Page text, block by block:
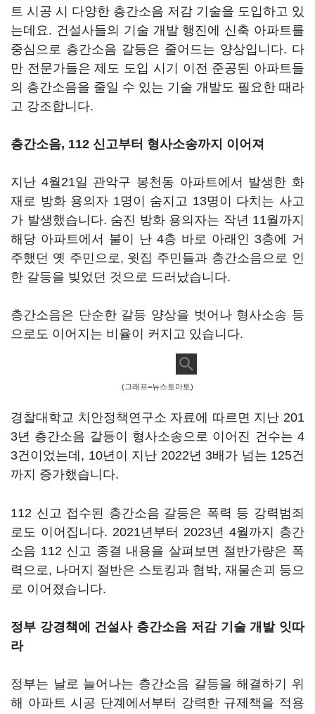
트 시공 시 다양한 층간소음 저감 기술을 도입하고 있
는데요. 건설사들의 기술 개발 행진에 신축 아파트를
중심으로 층간소음 갈등은 줄어드는 양상입니다. 다
만 전문가들은 제도 도입 시기 이전 준공된 아파트들
의 층간소음을 줄일 수 있는 기술 개발도 필요한 때라
고 강조합니다.
층간소음, 112 신고부터 형사소송까지 이어져
지난 4월21일 관악구 봉천동 아파트에서 발생한 화
재로 방화 용의자 1명이 숨지고 13명이 다치는 사고
가 발생했습니다. 숨진 방화 용의자는 작년 11월까지
해당 아파트에서 불이 난 4층 바로 아래인 3층에 거
주했던 옛 주민으로, 윗집 주민들과 층간소음으로 인
한 갈등을 빚었던 것으로 드러났습니다.
층간소음은 단순한 갈등 양상을 벗어나 형사소송 등
으로도 이어지는 비율이 커지고 있습니다.
(그래프=뉴스토마토)
경찰대학교 치안정책연구소 자료에 따르면 지난 201
3년 층간소음 갈등이 형사소송으로 이어진 건수는 4
3건이었는데, 10년이 지난 2022년 3배가 넘는 125건
까지 증가했습니다.
112 신고 접수된 층간소음 갈등은 폭력 등 강력범죄
로도 이어집니다. 2021년부터 2023년 4월까지 층간
소음 112 신고 종결 내용을 살펴보면 절반가량은 폭
력으로, 나머지 절반은 스토킹과 협박, 재물손괴 등으
로 이어졌습니다.
정부 강경책에 건설사 층간소음 저감 기술 개발 잇따
라
정부는 날로 늘어나는 층간소음 갈등을 해결하기 위
해 아파트 시공 단계에서부터 강력한 규제책을 적용